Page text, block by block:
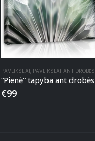
PAVEIKSLAI, PAVEIKSLAI ANT DROBĖS
“Pienė” tapyba ant drobės
€99